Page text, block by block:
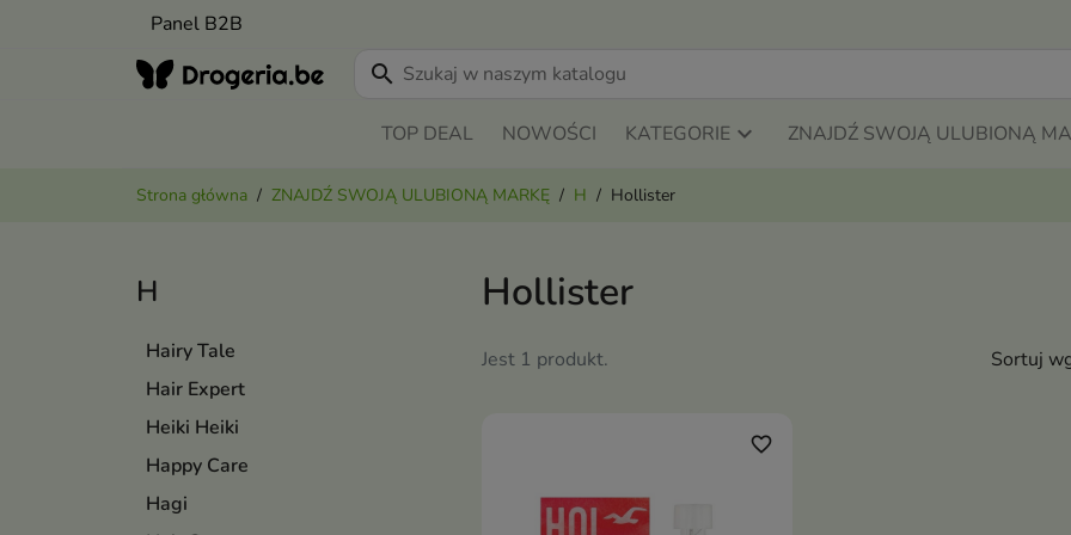
Panel B2B
search
TOP DEAL NOWOŚCI KATEGORIE ZNAJDŹ SWOJĄ ULUBIONĄ
Strona główna ZNAJDŹ SWOJĄ ULUBIONĄ MARKĘ H Hollister
H
Hairy Tale
Hair Expert
Heiki Heiki
Happy Care
Hagi
Hollister
Jest 1 produkt. Sortuj
favorite_border